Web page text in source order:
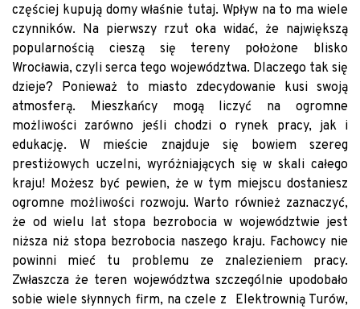
częściej kupują domy właśnie tutaj. Wpływ na to ma wiele
czynników. Na pierwszy rzut oka widać, że największą
popularnością cieszą się tereny położone blisko
Wrocławia, czyli serca tego województwa. Dlaczego tak się
dzieje? Ponieważ to miasto zdecydowanie kusi swoją
atmosferą. Mieszkańcy mogą liczyć na ogromne
możliwości zarówno jeśli chodzi o rynek pracy, jak i
edukację. W mieście znajduje się bowiem szereg
prestiżowych uczelni, wyróżniających się w skali całego
kraju! Możesz być pewien, że w tym miejscu dostaniesz
ogromne możliwości rozwoju. Warto również zaznaczyć,
że od wielu lat stopa bezrobocia w województwie jest
niższa niż stopa bezrobocia naszego kraju. Fachowcy nie
powinni mieć tu problemu ze znalezieniem pracy.
Zwłaszcza że teren województwa szczególnie upodobało
sobie wiele słynnych firm, na czele z Elektrownią Turów,